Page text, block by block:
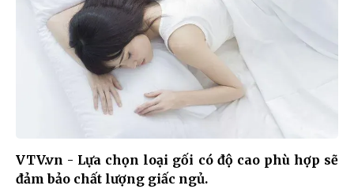
VTV.vn - Lựa chọn loại gối có độ cao phù hợp sẽ
đảm bảo chất lượng giấc ngủ.